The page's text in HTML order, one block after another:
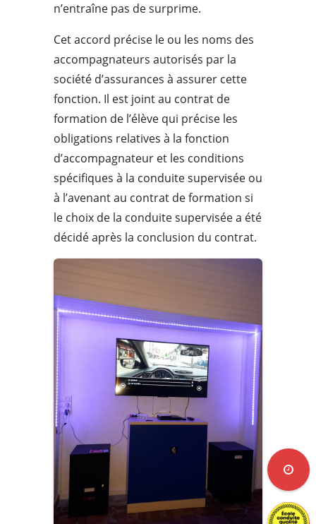
n’entraîne pas de surprime.
Cet accord précise le ou les noms des
accompagnateurs autorisés par la
société d’assurances à assurer cette
fonction. Il est joint au contrat de
formation de l’élève qui précise les
obligations relatives à la fonction
d’accompagnateur et les conditions
spécifiques à la conduite supervisée ou
à l’avenant au contrat de formation si
le choix de la conduite supervisée a été
décidé après la conclusion du contrat.